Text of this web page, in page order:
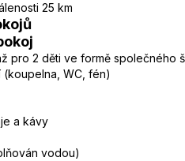
25 km
pro 2 děti ve formě společného
(koupelna, WC, fén)
a kávy
vodou)